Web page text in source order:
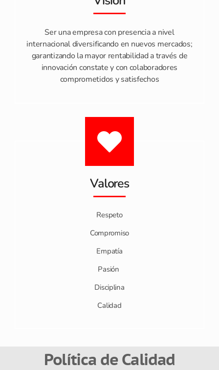
Ser una empresa con presencia a nivel
internacional diversificando en nuevos mercados;
garantizando la mayor rentabilidad a través de
innovación constate y con colaboradores
comprometidos y satisfechos
Valores
Respeto
Compromiso
Empatía
Pasión
Disciplina
Calidad
Política de Calidad